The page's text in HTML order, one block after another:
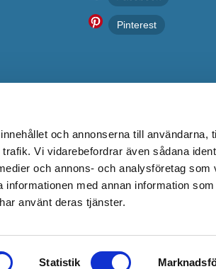
och annonserna till användarna,
Vi vidarebefordrar även sådana
och annons- och analysföretag som
med annan information
använt deras tjänster.
Statistik
Pinterest
Kakelgallerian.se